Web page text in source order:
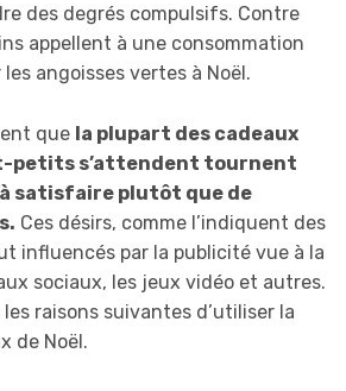
des degrés compulsifs. Contre
appellent à une consommation
angoisses vertes à Noël.
que la plupart des cadeaux
petits s’attendent tournent
satisfaire plutôt que de
Ces désirs, comme l’indiquent des
influencés par la publicité vue à la
sociaux, les jeux vidéo et autres.
raisons suivantes d’utiliser la
de Noël.